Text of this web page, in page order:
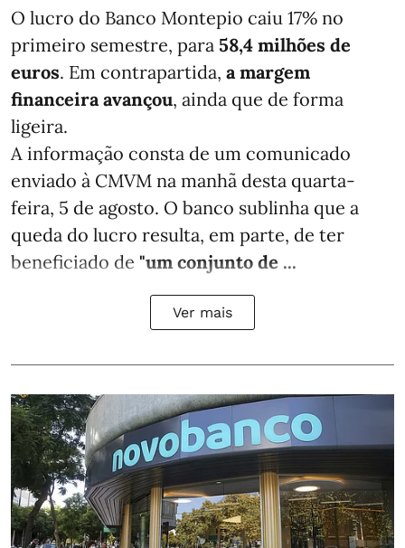
O lucro do Banco Montepio caiu 17% no
primeiro semestre, para 58,4 milhões de
euros. Em contrapartida, a margem
financeira avançou, ainda que de forma
ligeira.
A informação consta de um comunicado
enviado à CMVM na manhã desta quarta-
feira, 5 de agosto. O banco sublinha que a
queda do lucro resulta, em parte, de ter
beneficiado de "um conjunto de ...
Ver mais